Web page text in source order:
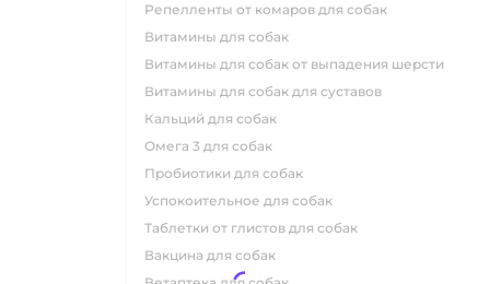
репелленты от комаров для собак
витамины для собак
витамины для собак от выпадения шерсти
витамины для собак для суставов
кальций для собак
омега 3 для собак
пробиотики для собак
успокоительное для собак
таблетки от глистов для собак
вакцина для собак